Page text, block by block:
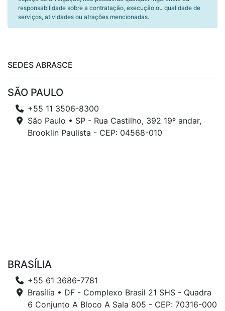
responsabilidade sobre a contratação, execução ou qualidade de
serviços, atividades ou atrações mencionadas.
SEDES ABRASCE
SÃO PAULO
+55 11 3506-8300
São Paulo • SP - Rua Castilho, 392 19º andar,
Brooklin Paulista - CEP: 04568-010
BRASÍLIA
+55 61 3686-7781
Brasília • DF - Complexo Brasil 21 SHS - Quadra
6 Conjunto A Bloco A Sala 805 - CEP: 70316-000